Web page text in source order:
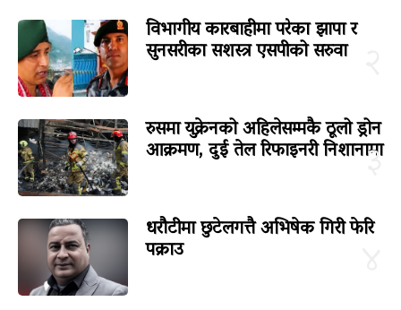
विभागीय कारबाहीमा परेका झापा र
सुनसरीका सशस्त्र एसपीको सरुवा
३
रुसमा युक्रेनको अहिलेसम्मकै ठूलो ड्रोन
आक्रमण, दुई तेल रिफाइनरी निशानामा
धरौटीमा छुटेलगत्तै अभिषेक गिरी फेरि
पक्राउ